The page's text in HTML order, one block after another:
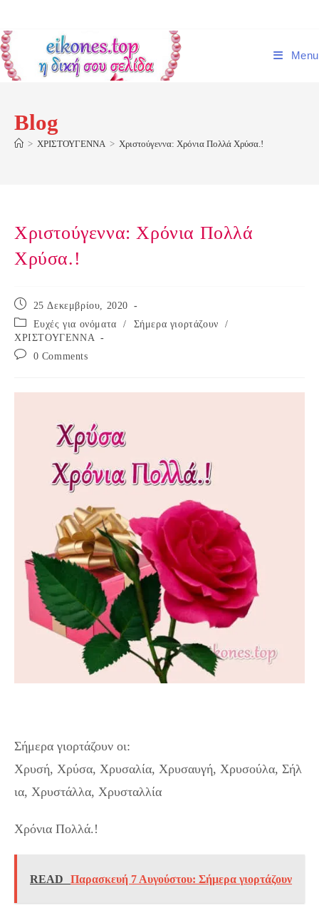
content
Menu
Blog
> ΧΡΙΣΤΟΥΓΕΝΝΑ > Χριστούγεννα: Χρόνια Πολλά Χρύσα.!
Χριστούγεννα: Χρόνια Πολλά
Χρύσα.!
Post
published:
25 Δεκεμβρίου, 2020
Post
category:
Ευχές για ονόματα / Σήμερα γιορτάζουν
/
ΧΡΙΣΤΟΥΓΕΝΝΑ
Post
0 Comments
Σήμερα γιορτάζουν οι:
Χρυσή, Χρύσα, Χρυσαλία, Χρυσαυγή, Χρυσούλα, Σήλ
ια, Χρυστάλλα, Χρυσταλλία
Χρόνια Πολλά.!
READ Παρασκευή 7 Αυγούστου: Σήμερα γιορτάζουν